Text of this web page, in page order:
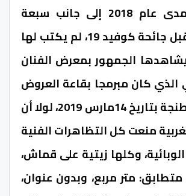
منجزة على مدى عام 2018 إلى جانب سبعة
أعمال أخرى قبل جائحة كوفيد 19، لم يكتب لها
الجمهور بمعرض الفنان
الذي كان مبرمجا بقاعة العروض
“سيلكي آر”بطنجة بتاريخ 14مارس 2019، لولا أن
منعت كل التظاهرات الفنية
وكلها زيتية على قماش،
متر مربع، وبدون عنوان،